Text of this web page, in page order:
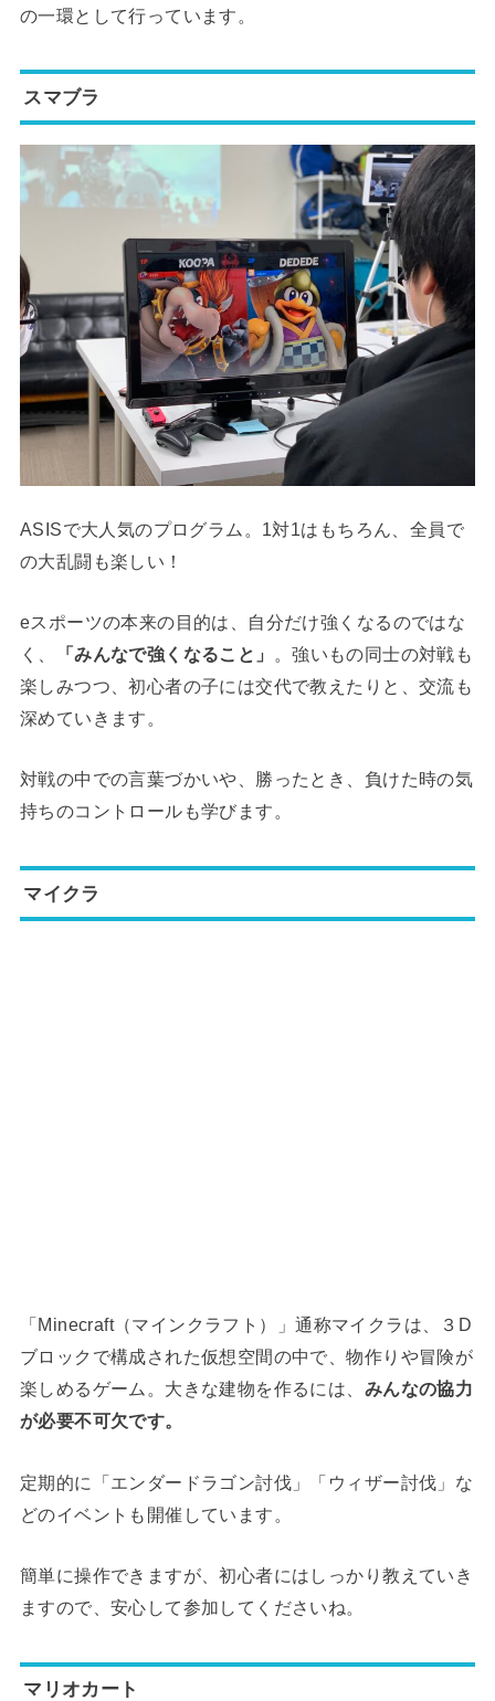
の一環として行っています。
スマブラ
ASISで大人気のプログラム。1対1はもちろん、全員で
の大乱闘も楽しい！
eスポーツの本来の目的は、自分だけ強くなるのではな
く、
「みんなで強くなること」
。強いもの同士の対戦も
楽しみつつ、初心者の子には交代で教えたりと、交流も
深めていきます。
対戦の中での言葉づかいや、勝ったとき、負けた時の気
持ちのコントロールも学びます。
マイクラ
「Minecraft（マインクラフト）」通称マイクラは、３D
ブロックで構成された仮想空間の中で、物作りや冒険が
楽しめるゲーム。大きな建物を作るには、 みんなの協力
が必要不可欠です。
定期的に「エンダードラゴン討伐」「ウィザー討伐」な
どのイベントも開催しています。
簡単に操作できますが、初心者にはしっかり教えていき
ますので、安心して参加してくださいね。
マリオカート